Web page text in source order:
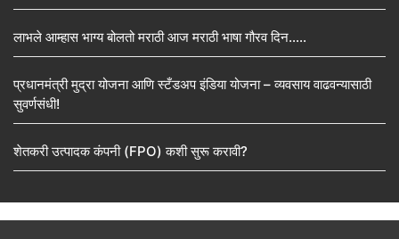
लाभले आम्हास भाग्य बोलतो मराठी आज मराठी भाषा गौरव दिन…..
प्रधानमंत्री मुद्रा योजना आणि स्टँडअप इंडिया योजना – व्यवसाय वाढवन्यासाठी
सुवर्णसंधी!
शेतकरी उत्पादक कंपनी (FPO) कशी सुरू करावी?